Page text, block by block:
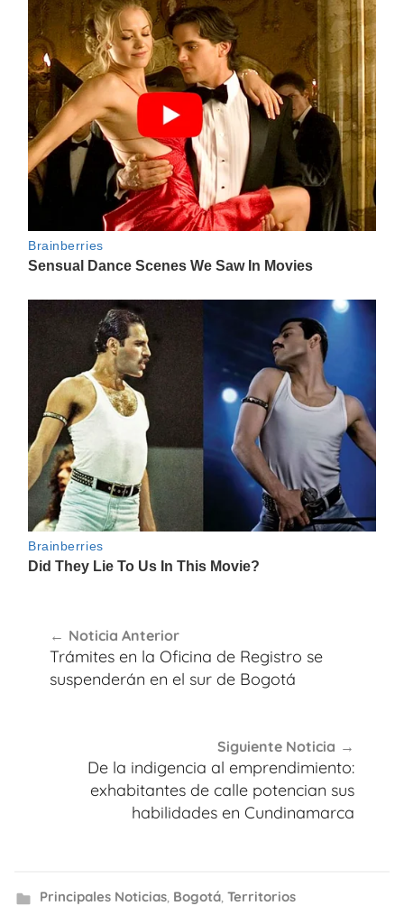
de
entradas
Noticia Anterior
Trámites en la Oficina de Registro se
suspenderán en el sur de Bogotá
Siguiente Noticia
De la indigencia al emprendimiento:
exhabitantes de calle potencian sus
habilidades en Cundinamarca
Principales Noticias, Bogotá, Territorios